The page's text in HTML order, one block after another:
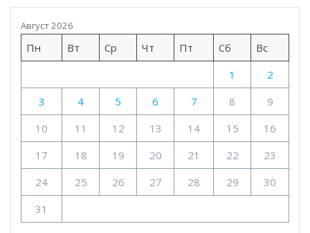
Август 2026
Пн Вт Ср Чт Пт Сб
Вс
1
2
3
4 5 6 7 8
9
10
11 12 13 14 15
16
17
18 19 20 21 22
23
24
25 26 27 28 29
30
31